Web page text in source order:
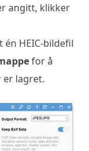
angitt, klikker
HEIC-bildefil
for å
er lagret.